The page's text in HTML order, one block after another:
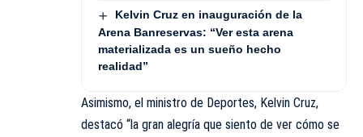
Kelvin Cruz en inauguración de la
Arena Banreservas: “Ver esta arena
materializada es un sueño hecho
realidad”
Asimismo, el ministro de Deportes, Kelvin Cruz,
destacó “la gran alegría que siento de ver cómo se